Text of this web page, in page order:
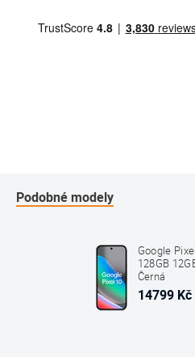
Podobné modely
Google
128GB
Černá
14799 Kč